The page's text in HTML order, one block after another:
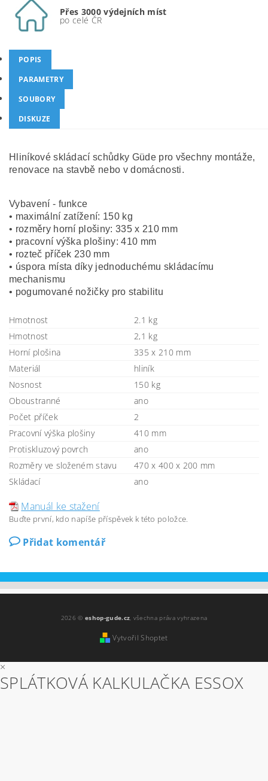
Přes 3000 výdejních míst
po celé ČR
POPIS
PARAMETRY
SOUBORY
DISKUZE
Hliníkové skládací schůdky Güde pro všechny montáže,
renovace na stavbě nebo v domácnosti.
Vybavení - funkce
• maximální zatížení: 150 kg
• rozměry horní plošiny: 335 x 210 mm
• pracovní výška plošiny: 410 mm
• rozteč příček 230 mm
• úspora místa díky jednoduchému skládacímu
mechanismu
• pogumované nožičky pro stabilitu
Hmotnost
2.1 kg
Hmotnost
2,1 kg
Horní plošina
335 x 210 mm
Materiál
hliník
Nosnost
150 kg
Oboustranné
ano
Počet příček
2
Pracovní výška plošiny
410 mm
Protiskluzový povrch
ano
Rozměry ve složeném stavu
470 x 400 x 200 mm
Skládací
ano
Manuál ke stažení
Buďte první, kdo napíše příspěvek k této položce.
Přidat komentář
2026 ©eshop-gude.cz, všechna práva vyhrazena
Vytvořil Shoptet
×
SPLÁTKOVÁ KALKULAČKA ESSOX